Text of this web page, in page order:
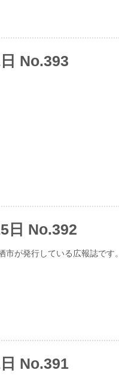
No.393
日 No.392
が発行している広報誌です。
No.391